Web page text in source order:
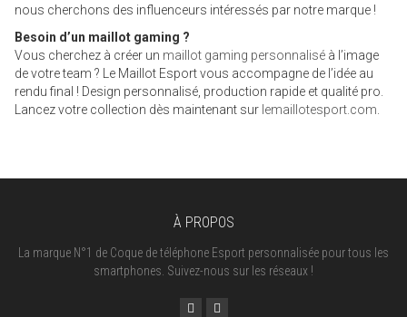
nous cherchons des influenceurs intéressés par notre marque !
Besoin d’un maillot gaming ?
Vous cherchez à créer un maillot gaming personnalisé à l’image
de votre team ? Le Maillot Esport vous accompagne de l’idée au
rendu final ! Design personnalisé, production rapide et qualité pro.
Lancez votre collection dès maintenant sur lemaillotesport.com
À PROPOS
La marque N°1 de Coque de téléphone Esport personnalisée pour tous les
smartphones. Suivez-nous sur les réseaux !